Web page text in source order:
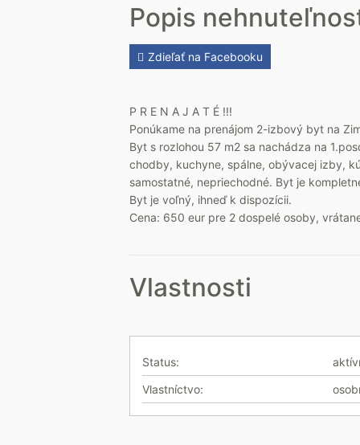
Popis
Zdieľať na Facebooku
P R E N A J A T É !!!
Ponúkame na prenájom 2-izbový byt na
Byt s rozlohou 57 m2 sa nachádza na
chodby, kuchyne, spálne, obývacej izby,
samostatné, nepriechodné. Byt je
Byt je voľný, ihneď k dispozícii.
Cena: 650 eur pre 2 dospelé osoby,
Vlastnosti
Status:
Vlastníctvo: